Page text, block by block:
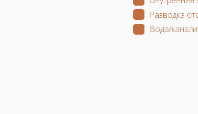
Разводка
Вода/